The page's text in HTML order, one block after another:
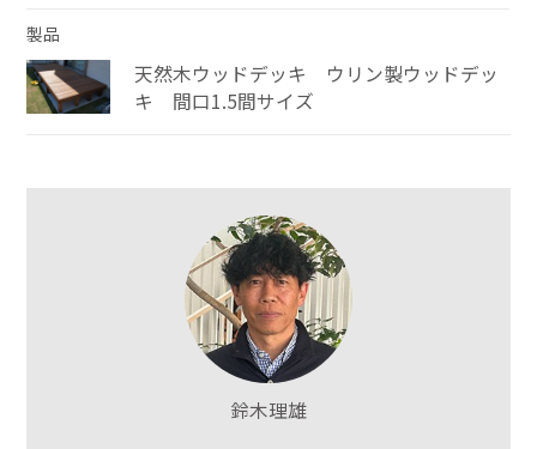
製品
天然木ウッドデッキ ウリン製ウッドデッ
キ 間口1.5間サイズ
鈴木理雄